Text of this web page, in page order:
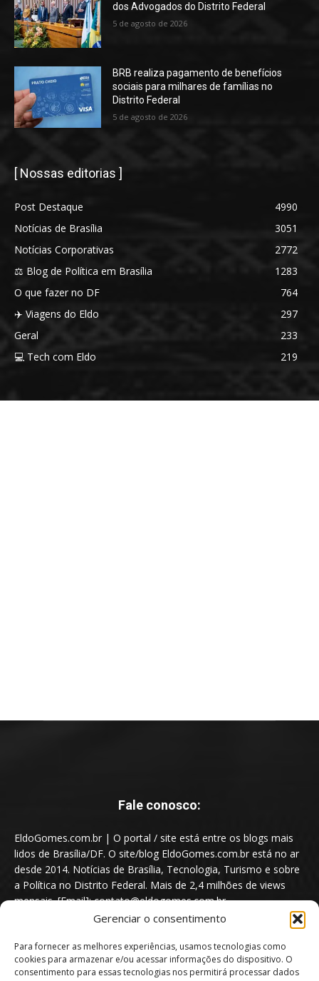
Gerenciar o consentimento
Para fornecer as melhores experiências, usamos tecnologias como
cookies para armazenar e/ou acessar informações do dispositivo. O
consentimento para essas tecnologias nos permitirá processar dados
dos Advogados do Distrito Federal
5 de agosto de 2026
BRB realiza pagamento de benefícios
sociais para milhares de famílias no
Distrito Federal
5 de agosto de 2026
[ Nossas editorias ]
Post Destaque
4990
Notícias de Brasília
3051
Notícias Corporativas
2772
⚖️ Blog de Política em Brasília
1283
O que fazer no DF
764
✈️ Viagens do Eldo
297
Geral
233
💻 Tech com Eldo
219
Fale conosco:
EldoGomes.com.br | O portal / site está entre os blogs mais
lidos de Brasília/DF. O site/blog EldoGomes.com.br está no ar
desde 2014. Notícias de Brasília, Tecnologia, Turismo e sobre
a Política no Distrito Federal. Mais de 2,4 milhões de views
mensais. [Email]: contato@eldogomes.com.br